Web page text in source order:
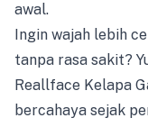
awal.
Ingin wajah lebih
tanpa rasa sakit?
Reallface Kelapa
bercahaya sejak